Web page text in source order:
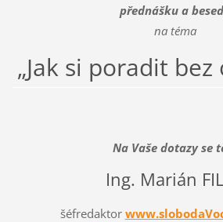
přednášku a
na téma
„Jak si poradit bez
Na Vaše dotazy se
Ing. Marián
šéfredaktor